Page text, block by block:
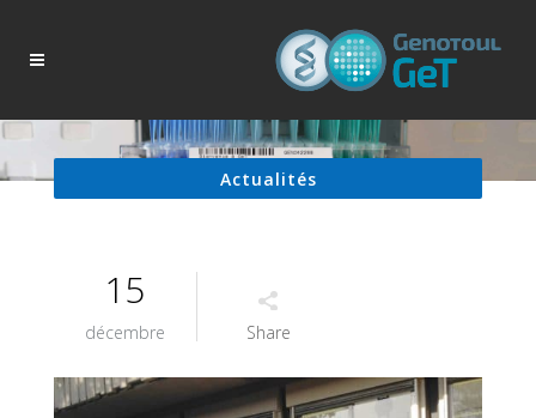
Actualités
15
décembre Share